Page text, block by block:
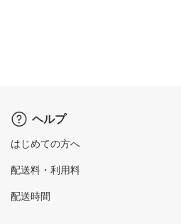
ヘルプ
はじめての方へ
配送料・利用料
配送時間